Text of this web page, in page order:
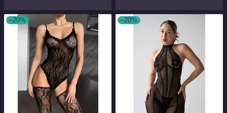
–20% –20%